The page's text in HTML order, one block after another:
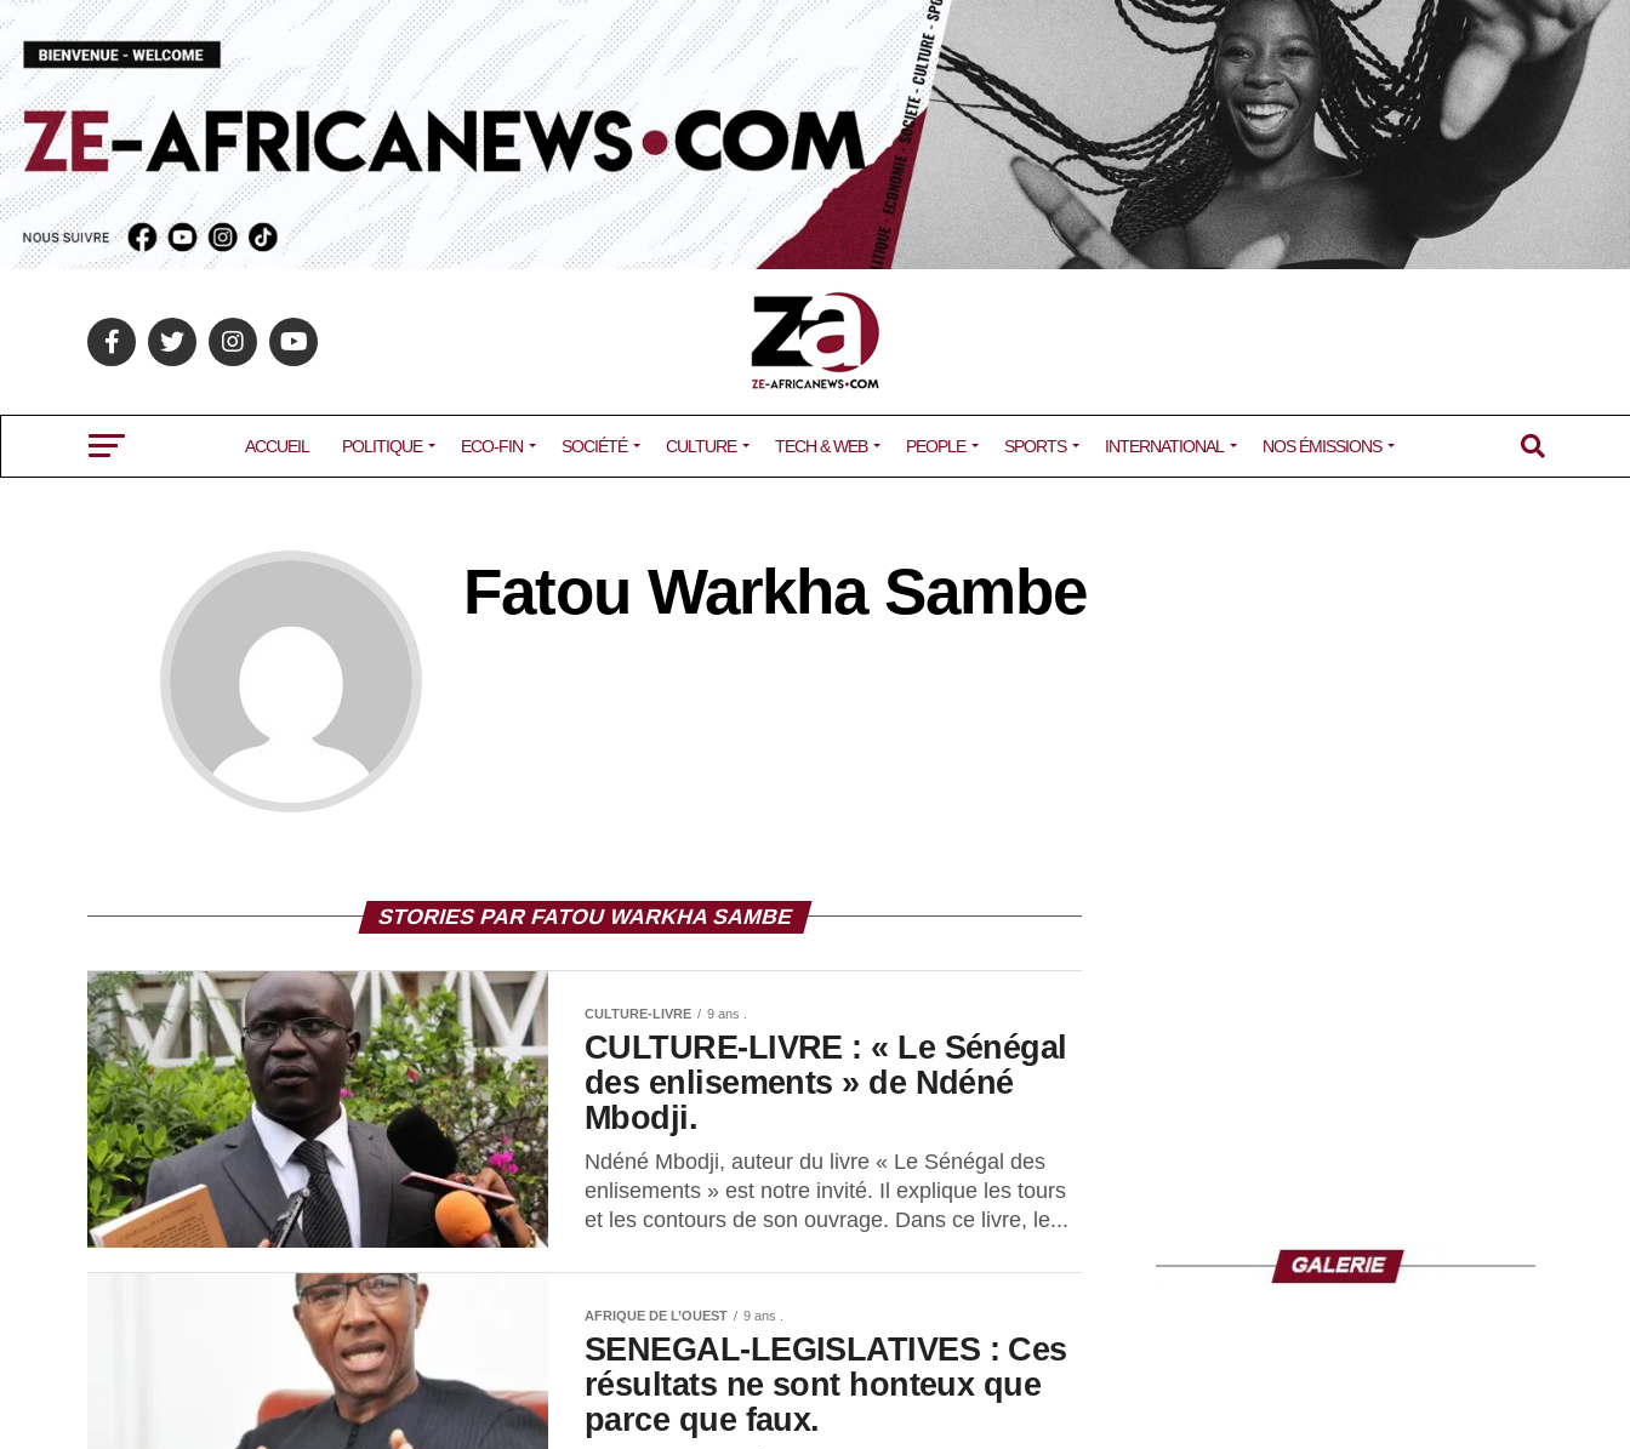
ACCUEIL POLITIQUE ECO-FIN SOCIÉTÉ CULTURE TECH & WEB PEOPLE SPORTS INTERNATIONAL NOS ÉMISSIONS
Fatou Warkha Sambe
STORIES PAR FATOU WARKHA SAMBE
CULTURE-LIVRE 9 ans .
CULTURE-LIVRE : « Le Sénégal
des enlisements » de Ndéné
Mbodji.
Ndéné Mbodji, auteur du livre « Le Sénégal des
enlisements » est notre invité. Il explique les tours
et les contours de son ouvrage. Dans ce livre, le...
AFRIQUE DE L’OUEST 9 ans .
SENEGAL-LEGISLATIVES : Ces
résultats ne sont honteux que
parce que faux.